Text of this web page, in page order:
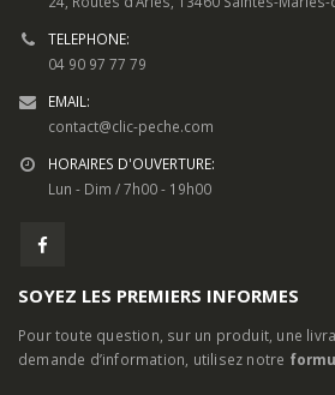
TELEPHONE:
04 90 97 77 79
EMAIL:
contact@clic-peche.com
HORAIRES D'OUVERTURE:
Lun - Dim / 7h00 - 19h00
SOYEZ LES PREMIERS INFORMES
Pour toute question, sur un produit, une
demande d’information, utilisez notre